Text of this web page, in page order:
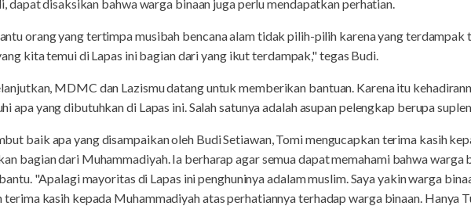
dapat disaksikan bahwa warga binaan juga perlu mendapatkan perhatian.
orang yang tertimpa musibah bencana alam tidak pilih-pilih karena yang terdampak
kita temui di Lapas ini bagian dari yang ikut terdampak," tegas Budi.
MDMC dan Lazismu datang untuk memberikan bantuan. Karena itu
apa yang dibutuhkan di Lapas ini. Salah satunya adalah asupan pelengkap berupa
baik apa yang disampaikan oleh Budi Setiawan, Tomi mengucapkan terima kasih
bagian dari Muhammadiyah. Ia berharap agar semua dapat memahami bahwa warga
"Apalagi mayoritas di Lapas ini penghuninya adalam muslim. Saya yakin warga
terima kasih kepada Muhammadiyah atas perhatiannya terhadap warga binaan. Hanya